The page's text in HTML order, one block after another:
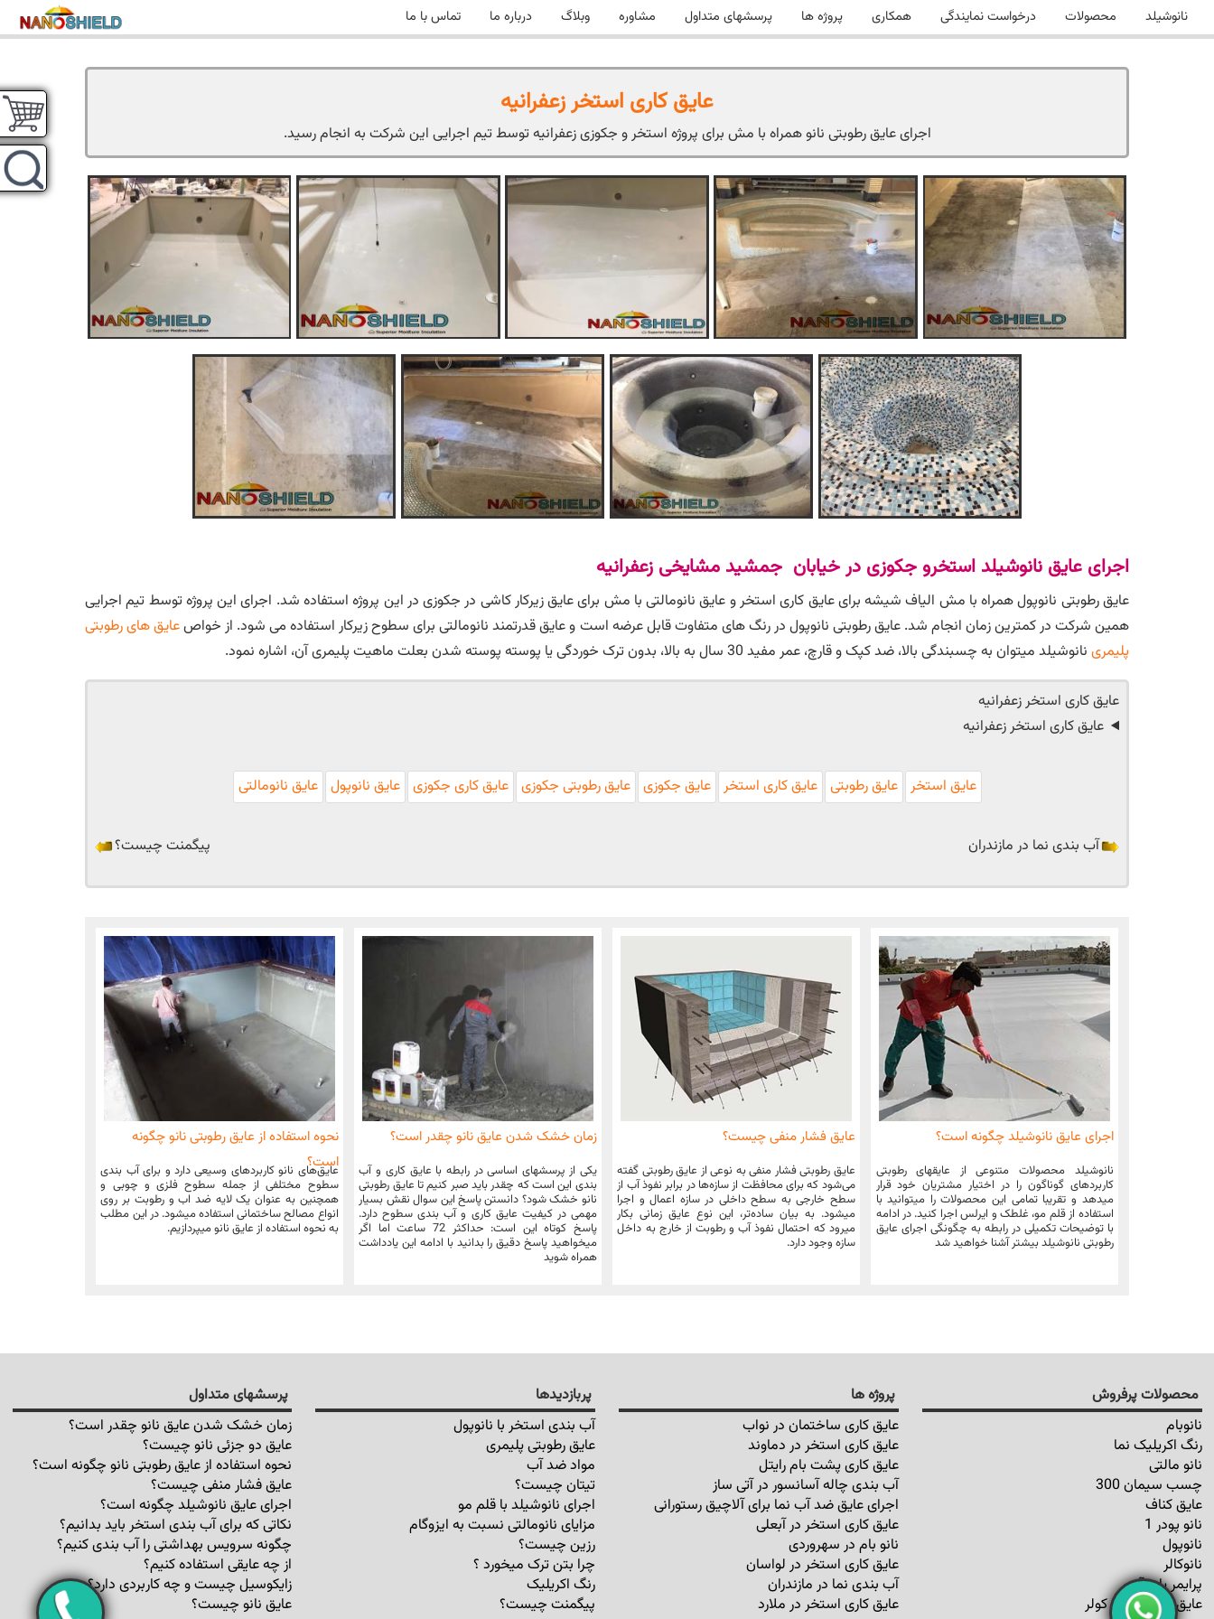
نانوشیلد محصولات درخواست نمایندگی همکاری پروژه ها پرسشهای متداول مشاوره وبلاگ درباره ما تماس با ما
عایق کاری استخر زعفرانیه
اجرای عایق رطوبتی نانو همراه با مش برای پروژه استخر و جکوزی زعفرانیه توسط تیم اجرایی این شرکت به انجام رسید.
اجرای عایق نانوشیلد استخرو جکوزی در خیابان جمشید مشایخی زعفرانیه
عایق رطوبتی نانوپول همراه با مش الیاف شیشه برای عایق کاری استخر و عایق نانومالتی با مش برای عایق زیرکار کاشی در جکوزی در این پروژه استفاده شد. اجرای این پروژه توسط تیم اجرایی
همین شرکت در کمترین زمان انجام شد. عایق رطوبتی نانوپول در رنگ های متفاوت قابل عرضه است و عایق قدرتمند نانومالتی برای سطوح زیرکار استفاده می شود. از خواصعایق های رطوبتی
پلیمری نانوشیلد میتوان به چسبندگی بالا، ضد کپک و قارچ، عمر مفید 30 سال به بالا، بدون ترک خوردگی یا پوسته پوسته شدن بعلت ماهیت پلیمری آن، اشاره نمود.
عایق کاری استخر زعفرانیه
عایق کاری استخر زعفرانیه
عایق استخر عایق رطوبتی عایق کاری استخر عایق جکوزی عایق رطوبتی جکوزی عایق کاری جکوزی عایق نانوپول عایق نانومالتی
آب بندی نما در مازندران پیگمنت چیست؟
اجرای عایق نانوشیلد چگونه است؟
نانوشیلد محصولات متنوعی از عایقهای رطوبتی
کاربردهای گوناگون را در اختیار مشتریان خود قرار
میدهد و تقریبا تمامی این محصولات را میتوانید با
استفاده از قلم مو، غلطک و ایرلس اجرا کنید. در ادامه
با توضیحات تکمیلی در رابطه به چگونگی اجرای عایق
رطوبتی نانوشیلد بیشتر آشنا خواهید شد
عایق فشار منفی چیست؟
عایق رطوبتی فشار منفی به نوعی از عایق رطوبتی گفته
می‌شود که برای محافظت از سازه‌ها در برابر نفوذ آب از
سطح خارجی به سطح داخلی در سازه اعمال و اجرا
میشود. به بیان ساده‌تر، این نوع عایق زمانی بکار
میرود که احتمال نفوذ آب و رطوبت از خارج به داخل
سازه وجود دارد.
زمان خشک شدن عایق نانو چقدر است؟
یکی از پرسشهای اساسی در رابطه با عایق کاری و آب
بندی این است که چقدر باید صبر کنیم تا عایق رطوبتی
نانو خشک شود؟ دانستن پاسخ این سوال نقش بسیار
مهمی در کیفیت عایق کاری و آب بندی سطوح دارد.
پاسخ کوتاه این است: حداکثر 72 ساعت اما اگر
میخواهید پاسخ دقیق را بدانید با ادامه این یادداشت
همراه شوید
نحوه استفاده از عایق رطوبتی نانو چگونه
است؟
عایق‌های نانو کاربردهای وسیعی دارد و برای آب بندی
سطوح مختلفی از جمله سطوح فلزی و چوبی و
همچنین به عنوان یک لایه ضد اب و رطوبت بر روی
انواع مصالح ساختمانی استفاده میشود. در این مطلب
به نحوه استفاده از عایق نانو میپردازیم.
محصولات پرفروش
نانوبام
رنگ اکریلیک نما
نانو مالتی
چسب سیمان 300
عایق کناف
نانو پودر 1
نانوپول
نانوکالر
پرایمر پایه آب
عایق رطوبتی کف کولر
پروژه ها
عایق کاری ساختمان در نواب
عایق کاری استخر در دماوند
عایق کاری پشت بام رایتل
آب بندی چاله آسانسور در آتی ساز
اجرای عایق ضد آب نما برای آلاچیق رستورانی
عایق کاری استخر در آبعلی
نانو بام در سهروردی
عایق کاری استخر در لواسان
آب بندی نما در مازندران
عایق کاری استخر در ملارد
پربازدیدها
آب بندی استخر با نانوپول
عایق رطوبتی پلیمری
مواد ضد آب
تیتان چیست؟
اجرای نانوشیلد با قلم مو
مزایای نانومالتی نسبت به ایزوگام
رزین چیست؟
چرا بتن ترک میخورد ؟
رنگ اکریلیک
پیگمنت چیست؟
پرسشهای متداول
زمان خشک شدن عایق نانو چقدر است؟
عایق دو جزئی نانو چیست؟
نحوه استفاده از عایق رطوبتی نانو چگونه است؟
عایق فشار منفی چیست؟
اجرای عایق نانوشیلد چگونه است؟
نکاتی که برای آب بندی استخر باید بدانیم؟
چگونه سرویس بهداشتی را آب بندی کنیم؟
از چه عایقی استفاده کنیم؟
زایکوسیل چیست و چه کاربردی دارد؟
عایق نانو چیست؟